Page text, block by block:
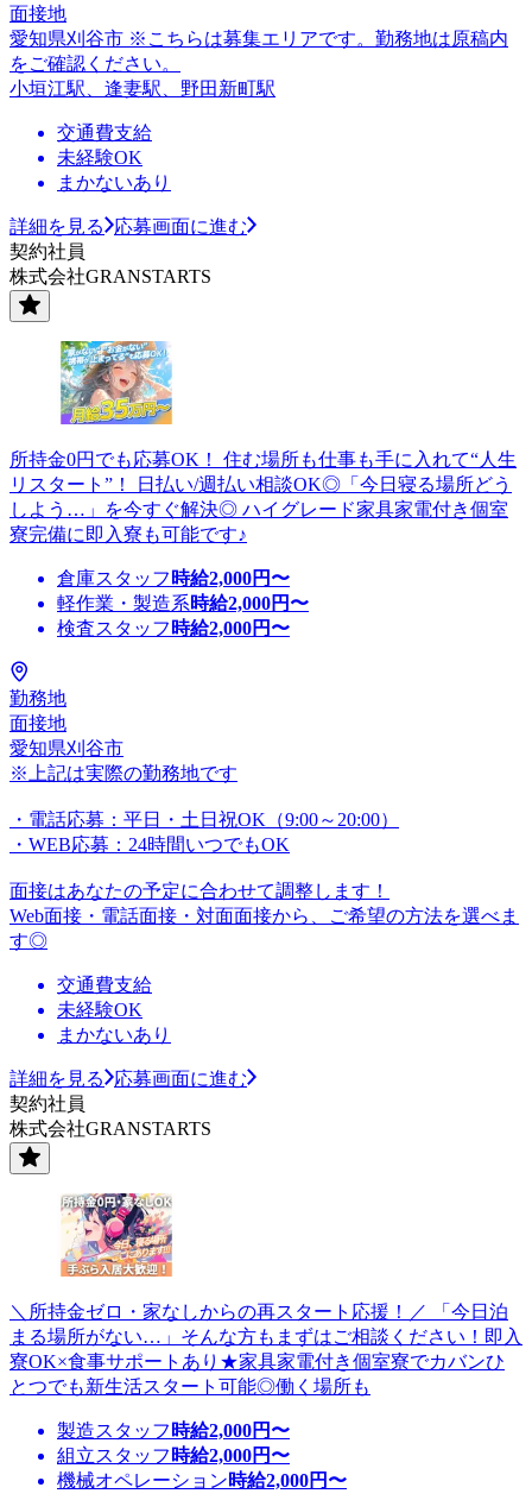
面接地
愛知県刈谷市 ※こちらは募集エリアです。勤務地は原稿内
をご確認ください。
小垣江駅、逢妻駅、野田新町駅
交通費支給
未経験OK
まかないあり
詳細を見る
応募画面に進む
契約社員
株式会社GRANSTARTS
所持金0円でも応募OK！ 住む場所も仕事も手に入れて“人生
リスタート”！ 日払い/週払い相談OK◎「今日寝る場所どう
しよう…」を今すぐ解決◎ ハイグレード家具家電付き個室
寮完備に即入寮も可能です♪
倉庫スタッフ 時給2,000円〜
軽作業・製造系時給2,000円〜
検査スタッフ 時給2,000円〜
勤務地
面接地
愛知県刈谷市
※上記は実際の勤務地です
・電話応募：平日・土日祝OK（9:00～20:00）
・WEB応募：24時間いつでもOK
面接はあなたの予定に合わせて調整します！
Web面接・電話面接・対面面接から、ご希望の方法を選べま
す◎
交通費支給
未経験OK
まかないあり
詳細を見る
応募画面に進む
契約社員
株式会社GRANSTARTS
＼所持金ゼロ・家なしからの再スタート応援！／ 「今日泊
まる場所がない…」そんな方もまずはご相談ください！即入
寮OK×食事サポートあり★家具家電付き個室寮でカバンひ
とつでも新生活スタート可能◎働く場所も
製造スタッフ 時給2,000円〜
組立スタッフ 時給2,000円〜
機械オペレーション時給2,000円〜